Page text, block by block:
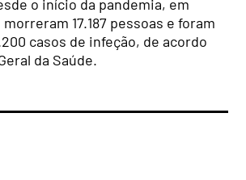
o início da pandemia, em
17.187 pessoas e foram
casos de infeção, de acordo
da Saúde.